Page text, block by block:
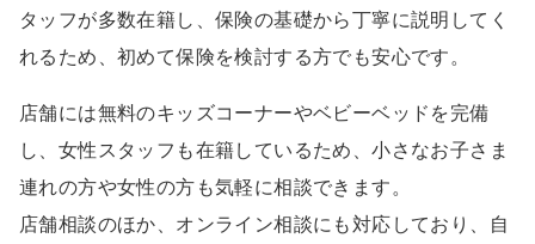
タッフが多数在籍し、保険の基礎から丁寧に説明してく
れるため、初めて保険を検討する方でも安心です。
店舗には無料のキッズコーナーやベビーベッドを完備
し、女性スタッフも在籍しているため、小さなお子さま
連れの方や女性の方も気軽に相談できます。
店舗相談のほか、オンライン相談にも対応しており、自